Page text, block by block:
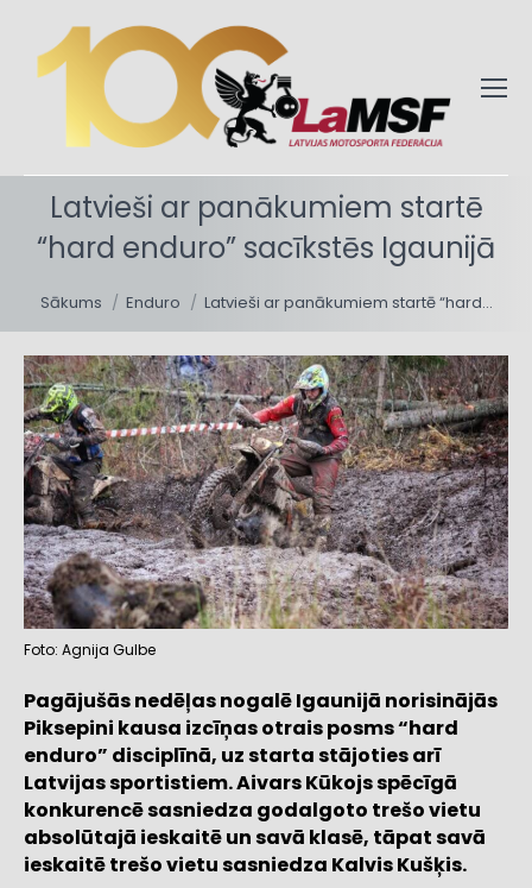
Latvieši ar panākumiem startē
“hard enduro” sacīkstēs Igaunijā
Sākums Enduro Latvieši ar panākumiem startē “hard…
Foto: Agnija Gulbe
Pagājušās nedēļas nogalē Igaunijā norisinājās
Piksepini kausa izcīņas otrais posms “hard
enduro” disciplīnā, uz starta stājoties arī
Latvijas sportistiem. Aivars Kūkojs spēcīgā
konkurencē sasniedza godalgoto trešo vietu
absolūtajā ieskaitē un savā klasē, tāpat savā
ieskaitē trešo vietu sasniedza Kalvis Kušķis.